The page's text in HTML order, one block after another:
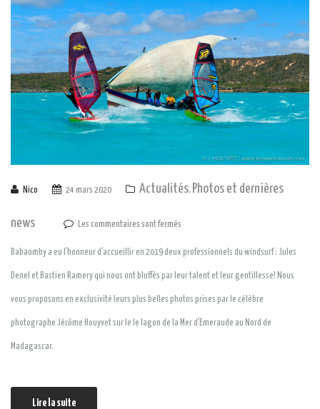
Nico 24 mars 2020 Actualités, Photos et dernières
news Les commentaires sont fermés
Babaomby a eu l’honneur d’accueillir en 2019 deux professionnels du windsurf : Jules
Denel et Bastien Ramery qui nous ont bluffés par leur talent et leur gentillesse! Nous
vous proposons en exclusivité leurs plus belles photos prises par le célèbre
photographe Jérôme Houyvet sur le le lagon de la Mer d’Emeraude au Nord de
Madagascar.
Lire la suite